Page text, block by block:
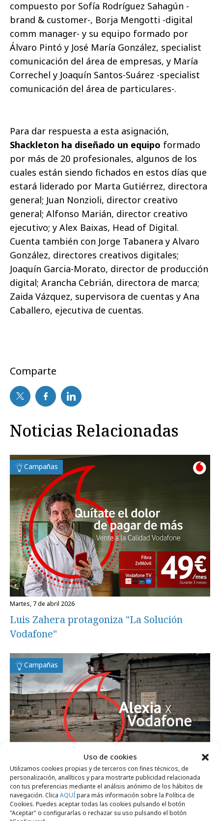
Uso de cookies
Utilizamos cookies propias y de terceros con fines técnicos, de
personalización, analíticos y para mostrarte publicidad relacionada
con tus preferencias mediante el análisis anónimo de los hábitos de
navegación. Clica AQUÍpara más información sobre la Política de
Cookies. Puedes aceptar todas las cookies pulsando el botón
"Aceptar" o configurarlas o rechazar su uso pulsando el botón
compuesto por Sofía Rodríguez Sahagún -
brand & customer-, Borja Mengotti -digital
comm manager- y su equipo formado por
Álvaro Pintó y José María González, specialist
comunicación del área de empresas, y María
Correchel y Joaquín Santos-Suárez -specialist
comunicación del área de particulares-.
Para dar respuesta a esta asignación,
Shackleton ha diseñado un equipo formado
por más de 20 profesionales, algunos de los
cuales están siendo fichados en estos días que
estará liderado por Marta Gutiérrez, directora
general; Juan Nonzioli, director creativo
general; Alfonso Marián, director creativo
ejecutivo; y Alex Baixas, Head of Digital.
Cuenta también con Jorge Tabanera y Alvaro
González, directores creativos digitales;
Joaquín Garcia-Morato, director de producción
digital; Arancha Cebrián, directora de marca;
Zaida Vázquez, supervisora de cuentas y Ana
Caballero, ejecutiva de cuentas.
Comparte
Noticias Relacionadas
Campañas
martes, 7 de abril 2026
Luis Zahera protagoniza "La Solución
Vodafone"
Campañas
jueves, 8 de enero 2026
Vodafone y Alexia Putellas se "cargan" las
reglas de la telefonía